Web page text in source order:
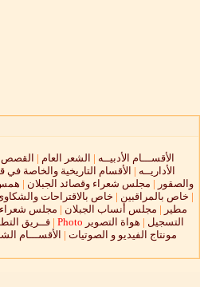
الأقســـام الأدبيــه | الشعر العام | القصص
الأداريــه | الأقسام التاريخية والخاصة في
والصقور | مجلس شعراء وقصائد الجبلان |
| خاص بالمراقبين | خاص بالاقتراحات
مطير | مجلس أنساب الجبلان | مجلس شعراء
التسجيل | هواة التصوير Photo
|فــريق
مونتاج الفيديو و الصوتيات | الأقســـام